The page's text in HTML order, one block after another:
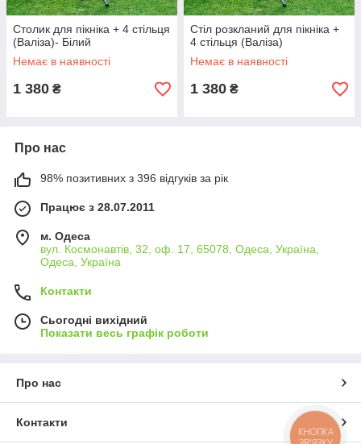
Столик для пікніка + 4 стільця
(Валіза)- Білий
Немає в наявності
1 380 ₴
Стіл розкланий для пікніка +
4 стільця (Валіза)
Немає в наявності
1 380 ₴
Про нас
98% позитивних з 396 відгуків за рік
Працює з 28.07.2011
м. Одеса
вул. Космонавтів, 32, оф. 17, 65078, Одеса, Україна,
Одеса, Україна
Контакти
Сьогодні вихідний
Показати весь графік роботи
Про нас
Контакти
КНОПКА